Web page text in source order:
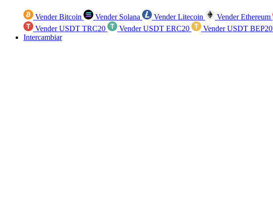
Vender Bitcoin Vender Solana Vender Litecoin Vender Ethereum
Vender USDT TRC20
Vender USDT ERC20 Vender USDT BEP20
Intercambiar